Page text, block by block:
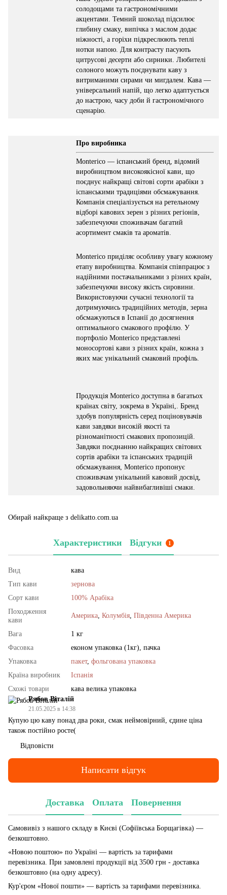
солодощами та гастрономічними
акцентами. Темний шоколад підсилює
глибину смаку, випічка з маслом додає
ніжності, а горіхи підкреслюють теплі
нотки напою. Для контрасту пасують
цитрусові десерти або сирники. Любителі
солоного можуть поєднувати каву з
витриманими сирами чи мигдалем. Кава —
універсальний напій, що легко адаптується
до настрою, часу доби й гастрономічного
сценарію.
Про виробника
Monterico — іспанський бренд, відомий
виробництвом високоякісної кави, що
поєднує найкращі світові сорти арабіки з
іспанськими традиціями обсмажування.
Компанія спеціалізується на ретельному
відборі кавових зерен з різних регіонів,
забезпечуючи споживачам багатий
асортимент смаків та ароматів.
Monterico приділяє особливу увагу кожному
етапу виробництва. Компанія співпрацює з
надійними постачальниками з різних країн,
забезпечуючи високу якість сировини.
Використовуючи сучасні технології та
дотримуючись традиційних методів, зерна
обсмажуються в Іспанії до досягнення
оптимального смакового профілю. У
портфоліо Monterico представлені
моносортові кави з різних країн, кожна з
яких має унікальний смаковий профіль.
Продукція Monterico доступна в багатьох
країнах світу, зокрема в Україні,. Бренд
здобув популярність серед поціновувачів
кави завдяки високій якості та
різноманітності смакових пропозицій.
Завдяки поєднанню найкращих світових
сортів арабіки та іспанських традицій
обсмажування, Monterico пропонує
споживачам унікальний кавовий досвід,
задовольняючи найвибагливіші смаки.
Обирай найкраще з delikatto.com.ua
Характеристики Відгуки 1
Вид
кава
Тип кави
зернова
Сорт кави
100% Арабіка
Походження
кави
Америка Колумбія Південна Америка
Вага
1 кг
Фасовка
економ упаковка (1кг), пачка
Упаковка
пакет, фольгована упаковка
Країна виробник
Іспанія
Схожі товари
кава велика упаковка
Рябов Віталій
21.05.2025 в 14:38
Купую цю каву понад два роки, смак неймовірний, єдине ціна
також постійно росте(
Відповісти
Написати відгук
Доставка Оплата Повернення
Самовивіз з нашого складу в Києві (Софіївська Борщагівка) —
безкоштовно.
«Новою поштою» по Україні — вартість за тарифами
перевізника. При замовлені продукції від 3500 грн - доставка
безкоштовно (на одну адресу).
Кур'єром «Нової пошти» — вартість за тарифами перевізника.